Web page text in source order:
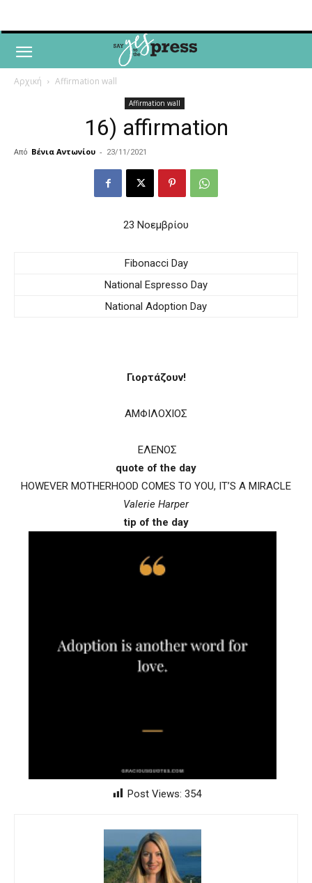
Αρχική Affirmation wall
Affirmation wall
16) affirmation
Από Βένια Αντωνίου - 23/11/2021
23 Noεμβρίου
Fibonacci Day
National Espresso Day
National Adoption Day
Γιορτάζουν!
ΑΜΦΙΛΟΧΙΟΣ
ΕΛΕΝΟΣ
quote of the day
HOWEVER MOTHERHOOD COMES TO YOU, IT’S A MIRACLE
Valerie Harper
tip of the day
Post Views: 354